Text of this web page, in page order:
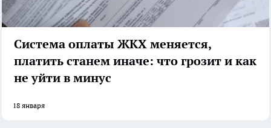
Система оплаты ЖКХ меняется,
платить станем иначе: что грозит и как
не уйти в минус
18 января